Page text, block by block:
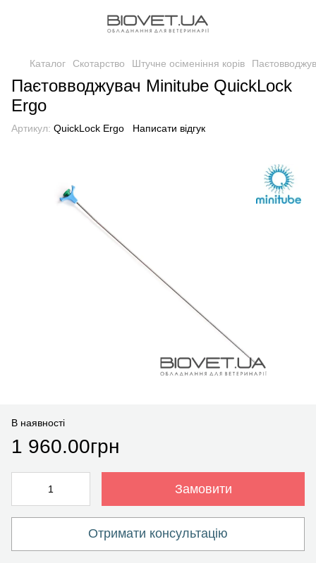
Каталог Скотарство Штучне осіменіння корів
Паєтовводжувач Minitube QuickLock
Ergo
Артикул: QuickLock Ergo Написати відгук
В наявності
1 960.00грн
Замовити
Отримати консультацію